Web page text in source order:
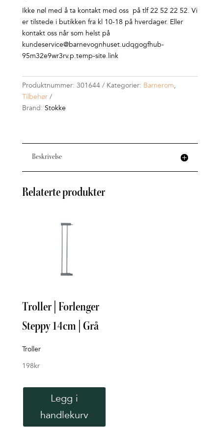
Ikke nøl med å ta kontakt med oss på tlf 22 52 22 52. Vi
er tilstede i butikken fra kl 10-18 på hverdager. Eller
kontakt oss når som helst på
kundeservice@barnevognhuset.udqgogfhub-
95m32e9wr3rv.p.temp-site.link
Produktnummer: 301644 Kategorier: Barnerom,
Tilbehør
Brand: Stokke
Beskrivelse
Relaterte produkter
Troller | Forlenger
Steppy 14cm | Grå
Troller
198kr
Legg i
handlekurv